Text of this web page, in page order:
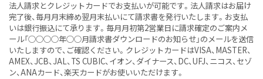
法人請求とクレジットカードでお支払いが可能です。法人請求はお届け
完了後、毎月月末締め翌月末払いにて請求書を発行いたします。お支払
いは銀行振込にて承ります。毎月月初第2営業日に請求確定のご案内メ
ール「○○○○年○○月請求書ダウンロードのお知らせ」のメールを送信
いたしますので、ご確認ください。クレジットカードはVISA、MASTER、
AMEX、JCB、JAL、TS CUBIC、イオン、ダイナース、DC、UFJ、ニコス、セゾ
ン、ANAカード、楽天カードがお使いいただけます。